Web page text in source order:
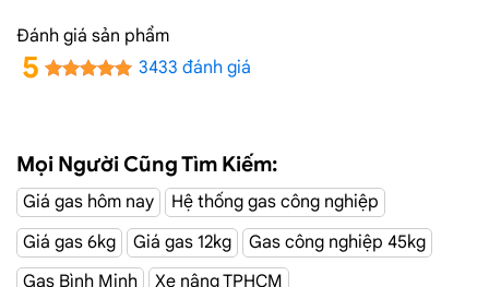
PetroVietNam Hồng 45kg
Giá:1.690.000 ₫
Saigon Petro Xám 45kg
Giá:
Đánh giá sản phẩm
5 3433 đánh giá
Mọi Người Cũng Tìm Kiếm:
Giá gas hôm nay
Hệ thống gas công nghiệp
Giá gas 6kg
Giá gas 12kg
Gas công nghiệp 45kg
Gas Bình Minh
Xe nâng TPHCM